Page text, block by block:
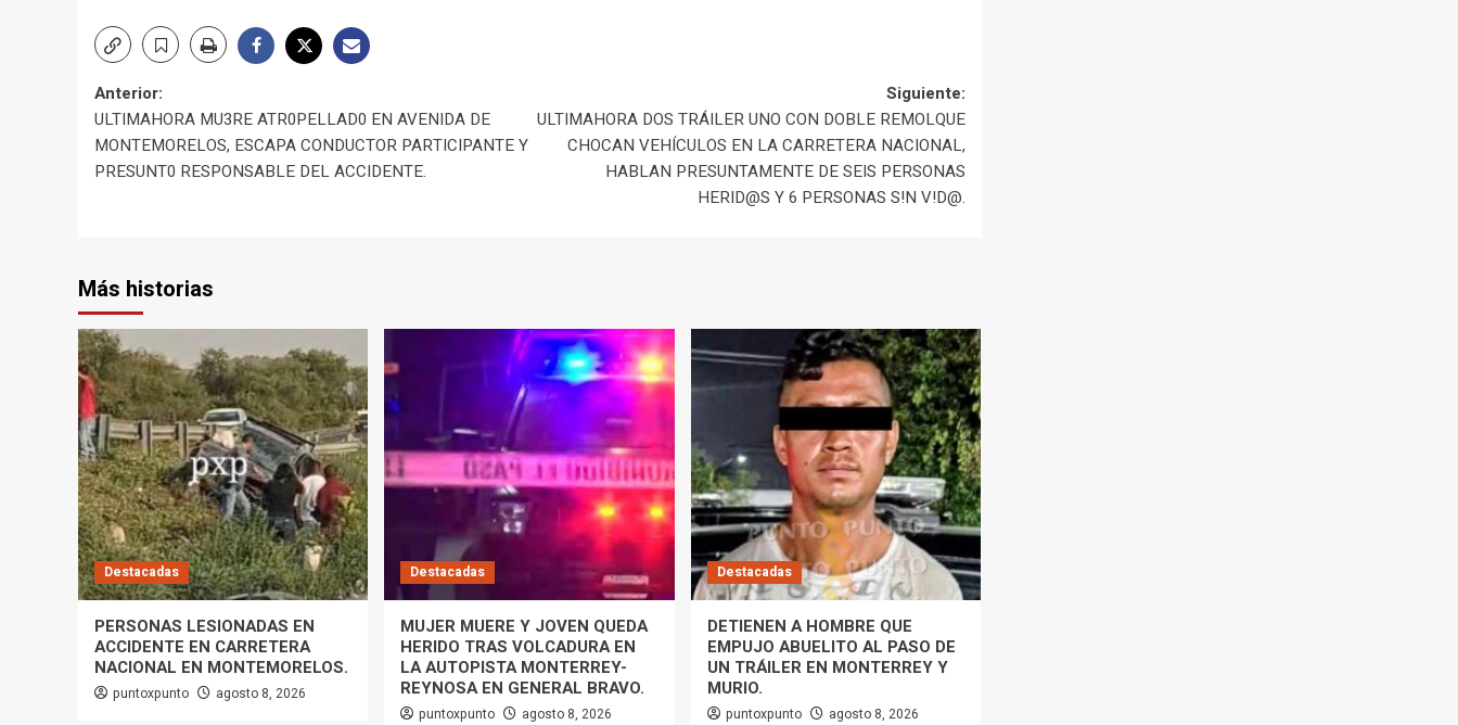
Navegación
de
entradas
Anterior:
ULTIMAHORA MU3RE ATR0PELLAD0 EN AVENIDA DE
MONTEMORELOS, ESCAPA CONDUCTOR PARTICIPANTE Y
PRESUNT0 RESPONSABLE DEL ACCIDENTE.
Siguiente:
ULTIMAHORA DOS TRÁILER UNO CON DOBLE REMOLQUE
CHOCAN VEHÍCULOS EN LA CARRETERA NACIONAL,
HABLAN PRESUNTAMENTE DE SEIS PERSONAS
HERID@S Y 6 PERSONAS S!N V!D@.
Más historias
Destacadas
PERSONAS LESIONADAS EN
ACCIDENTE EN CARRETERA
NACIONAL EN MONTEMORELOS.
puntoxpunto agosto 8, 2026
Destacadas
MUJER MUERE Y JOVEN QUEDA
HERIDO TRAS VOLCADURA EN
LA AUTOPISTA MONTERREY-
REYNOSA EN GENERAL BRAVO.
puntoxpunto agosto 8, 2026
Destacadas
DETIENEN A HOMBRE QUE
EMPUJO ABUELITO AL PASO DE
UN TRÁILER EN MONTERREY Y
MURIO.
puntoxpunto agosto 8, 2026